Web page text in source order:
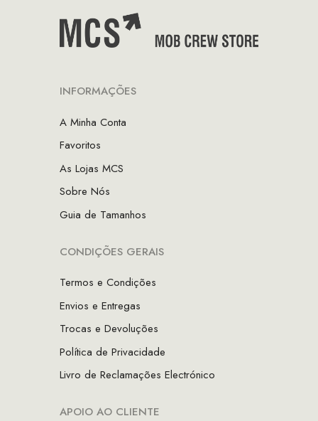
INFORMAÇÕES
A Minha Conta
Favoritos
As Lojas MCS
Sobre Nós
Guia de Tamanhos
CONDIÇÕES GERAIS
Termos e Condições
Envios e Entregas
Trocas e Devoluções
Política de Privacidade
Livro de Reclamações Electrónico
APOIO AO CLIENTE